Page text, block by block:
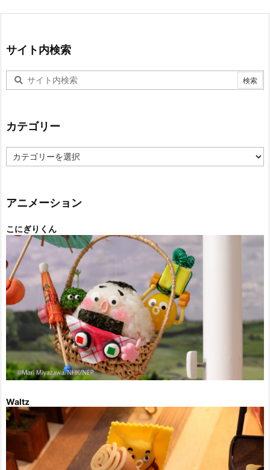
サイト内検索
カテゴリー
テ
ー
アニメーション
こにぎりくん
Waltz